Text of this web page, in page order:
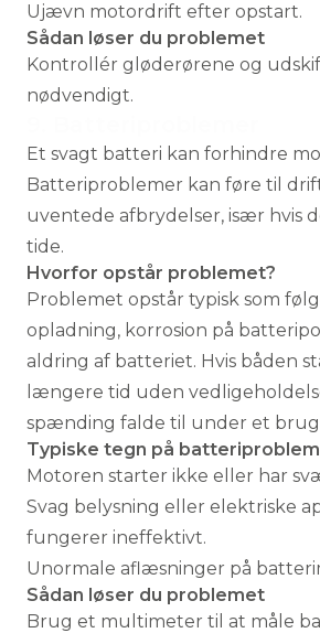
Ujævn motordrift efter opstart.
Sådan løser du problemet
Kontrollér gløderørene og
nødvendigt.
Et svagt batteri kan forhindre
Batteriproblemer kan føre til
uventede afbrydelser, især hvis
tide.
Hvorfor opstår problemet?
Problemet opstår typisk som
opladning, korrosion på
aldring af batteriet. Hvis båden
længere tid uden
spænding falde til under et
Typiske tegn på
Motoren starter ikke eller har
Svag belysning eller elektriske
fungerer ineffektivt.
Unormale aflæsninger på
Sådan løser du problemet
Brug et multimeter til at måle